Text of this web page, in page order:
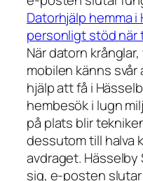
Datorhjälp hemma
personligt stöd när
När datorn
mobilen känns
hjälp att få i
hembesök i lugn
på plats blir
dessutom till halva
avdraget. Hässelby
sig, e-posten